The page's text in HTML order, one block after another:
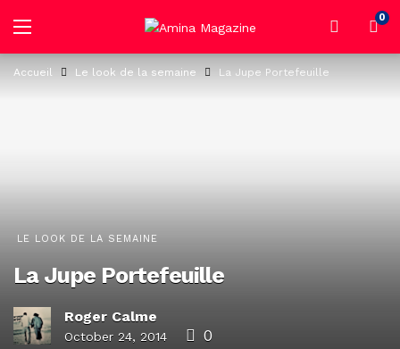
0
Accueil Le look de la semaine La Jupe Portefeuille
LE LOOK DE LA SEMAINE
La Jupe Portefeuille
Roger Calme
October 24, 2014 0